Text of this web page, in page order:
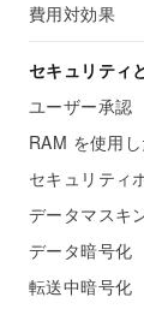
費用対効果
セキュリティ
ユーザー承認
RAM を使用
セキュリティ
データマスキ
データ暗号化
転送中暗号化